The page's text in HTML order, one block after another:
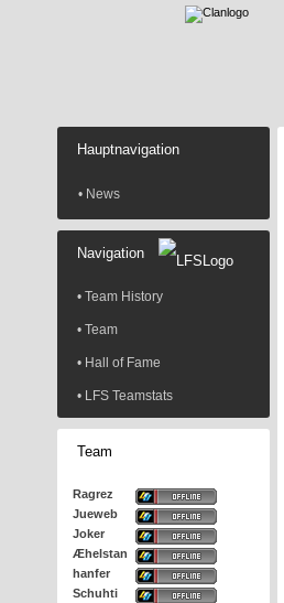
Hauptnavigation
• News
Navigation
• Team History
• Team
• Hall of Fame
• LFS Teamstats
Team
Ragrez
Jueweb
Joker
Æhelstan
hanfer
Schuhti